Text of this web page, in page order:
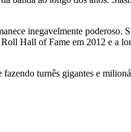
inegavelmente
Hall of Fame em 2012 e a
turnês gigantes e